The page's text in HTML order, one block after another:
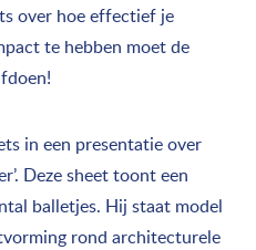
over hoe effectief je
te hebben moet de
in een presentatie over
Deze sheet toont een
balletjes. Hij staat model
rond architecturele